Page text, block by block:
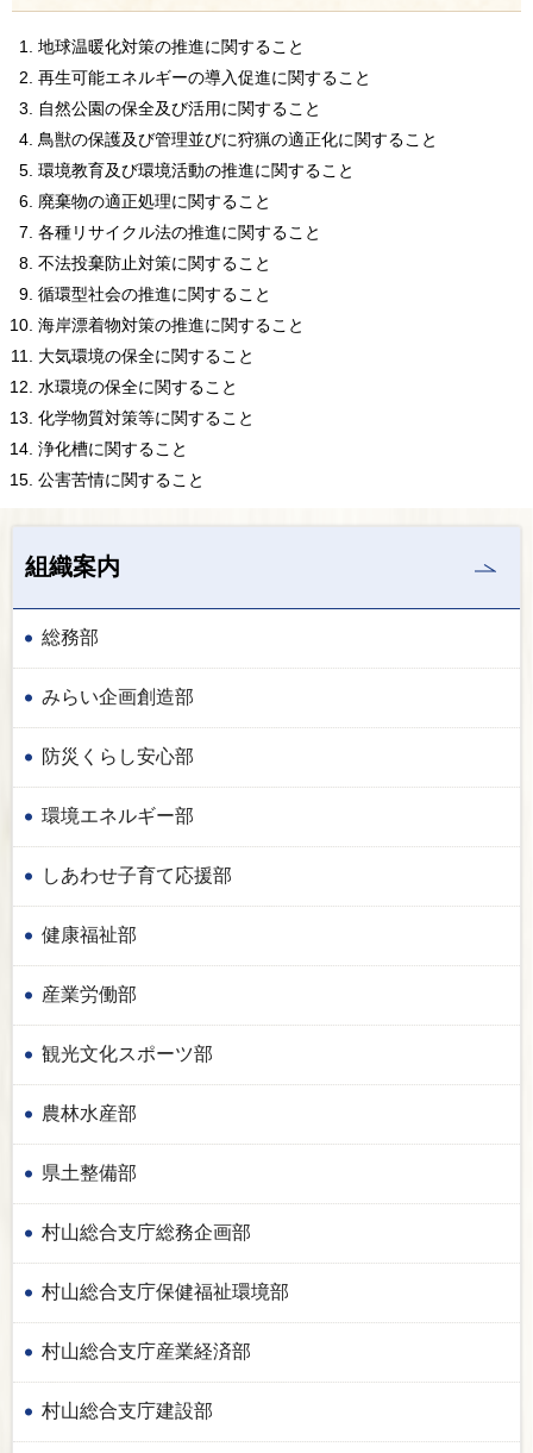
地球温暖化対策の推進に関すること
再生可能エネルギーの導入促進に関すること
自然公園の保全及び活用に関すること
鳥獣の保護及び管理並びに狩猟の適正化に関すること
環境教育及び環境活動の推進に関すること
廃棄物の適正処理に関すること
各種リサイクル法の推進に関すること
不法投棄防止対策に関すること
循環型社会の推進に関すること
海岸漂着物対策の推進に関すること
大気環境の保全に関すること
水環境の保全に関すること
化学物質対策等に関すること
浄化槽に関すること
公害苦情に関すること
組織案内
総務部
みらい企画創造部
防災くらし安心部
環境エネルギー部
しあわせ子育て応援部
健康福祉部
産業労働部
観光文化スポーツ部
農林水産部
県土整備部
村山総合支庁総務企画部
村山総合支庁保健福祉環境部
村山総合支庁産業経済部
村山総合支庁建設部